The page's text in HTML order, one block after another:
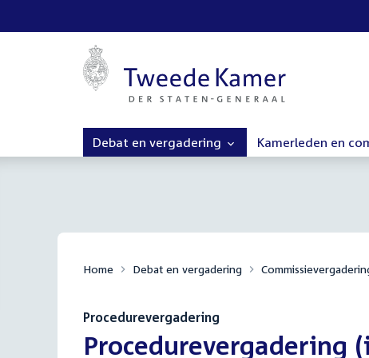
Debat en vergadering Kamerleden en
Home Debat en vergadering
Procedurevergadering
:Procedurevergadering